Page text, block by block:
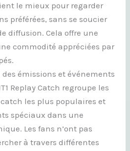
le mieux pour regarder
préférées, sans se soucier
diffusion. Cela offre une
commodité appréciées par
des émissions et événements
Replay Catch regroupe les
les plus populaires et
spéciaux dans une
Les fans n’ont pas
à travers différentes